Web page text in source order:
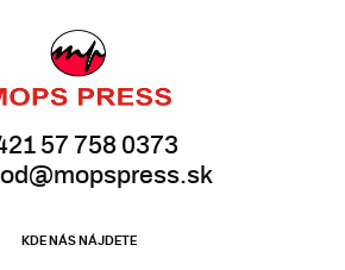
57 758 0373
KDE NÁS NÁJDETE